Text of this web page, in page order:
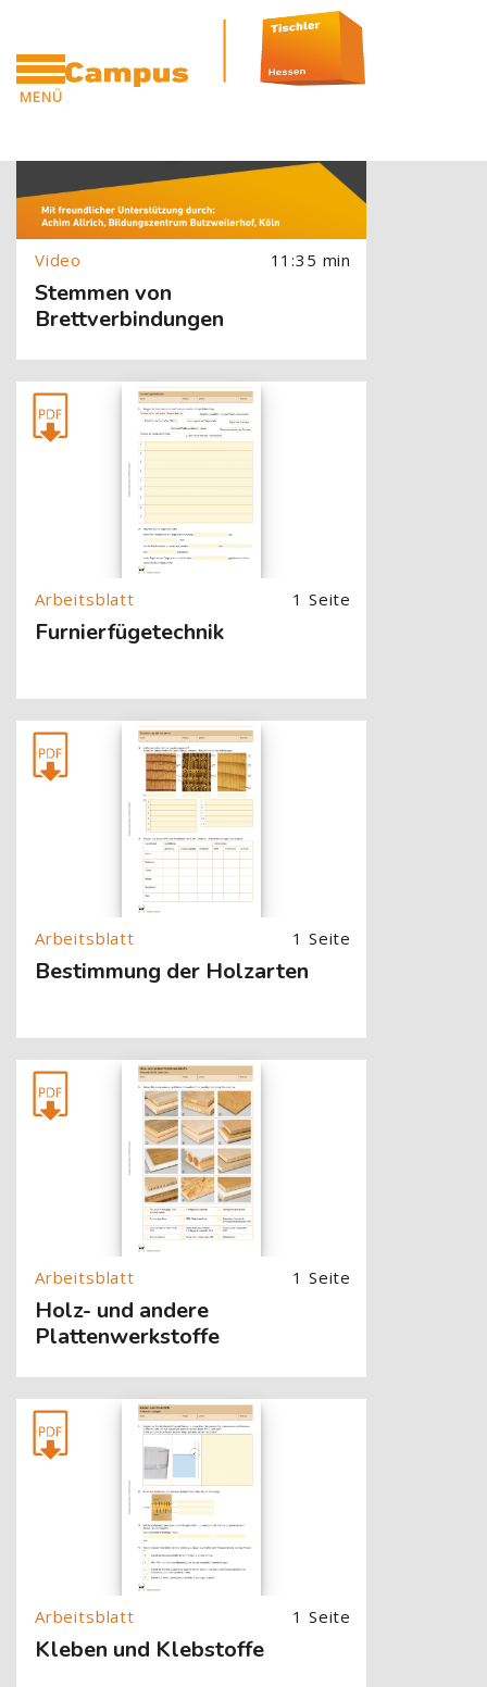
MENÜ
[Cocoon] Slider style 1: Video überspringen
Blöcke
[Cocoon] About (Text with Image) überspringen
11:35 min
Stemmen von
Brettverbindungen
[Cocoon] About (Text with Image) überspringen
1 Seite
Furnierfügetechnik
[Cocoon] About (Text with Image) überspringen
1 Seite
Bestimmung der Holzarten
[Cocoon] About (Text with Image) überspringen
1 Seite
Holz- und andere
Plattenwerkstoffe
[Cocoon] About (Text with Image) überspringen
1 Seite
Kleben und Klebstoffe